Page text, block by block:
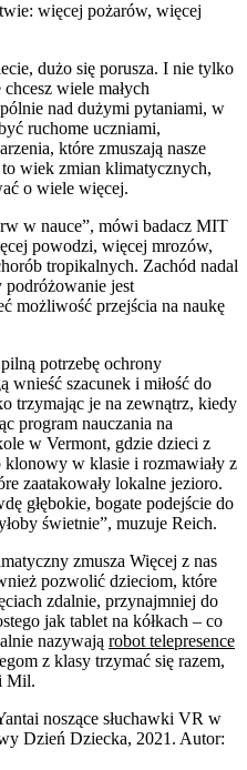
więcej pożarów, więcej
dużo się porusza. I nie tylko
wiele małych
nad dużymi pytaniami, w
ruchome uczniami,
które zmuszają nasze
wiek zmian klimatycznych,
o wiele więcej.
w nauce”, mówi badacz MIT
powodzi, więcej mrozów,
tropikalnych. Zachód nadal
podróżowanie jest
możliwość przejścia na naukę
potrzebę ochrony
wnieść szacunek i miłość do
trzymając je na zewnątrz, kiedy
program nauczania na
w Vermont, gdzie dzieci z
klonowy w klasie i rozmawiały z
zaatakowały lokalne jezioro.
głębokie, bogate podejście do
świetnie”, muzuje Reich.
zmusza Więcej z nas
pozwolić dzieciom, które
zdalnie, przynajmniej do
jak tablet na kółkach – co
nazywają robot telepresence
z klasy trzymać się razem,
Mil.
noszące słuchawki VR w
Dzień Dziecka, 2021. Autor: